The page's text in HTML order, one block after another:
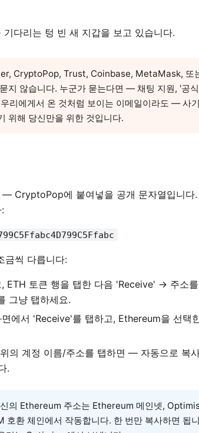
기다리는 텅 빈 새 지갑을 보고 있습니다.
CryptoPop, Trust, Coinbase, MetaMask, 또
지 않습니다. 누군가 묻는다면 — 채팅 지원, '공
리에게서 온 것처럼 보이는 이메일이라도 — 사
위해 당신만을 위한 것입니다.
— CryptoPop에 붙여넣을 공개 문자열입니다
금씩 다릅니다:
ETH 토큰 행을 탭한 다음 'Receive' → 주소
그냥 탭하세요.
에서 'Receive'를 탭하고, Ethereum을 선택
의 계정 이름/주소를 탭하면 — 자동으로 복
.
의 Ethereum 주소는 Ethereum 메인넷,
호환 체인에서 작동합니다. 한 번만 복사하면 됩